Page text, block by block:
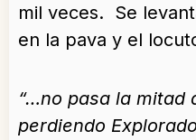
mil veces. Se
en la pava y el
“…no pasa la mitad
perdiendo